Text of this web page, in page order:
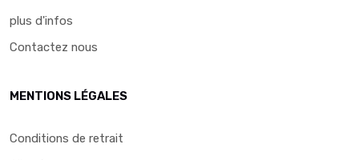
plus d'infos
Contactez nous
MENTIONS LÉGALES
Conditions de retrait